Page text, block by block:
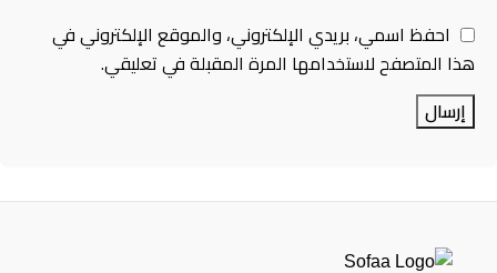
احفظ اسمي، بريدي الإلكتروني، والموقع الإلكتروني في
هذا المتصفح لاستخدامها المرة المقبلة في تعليقي.